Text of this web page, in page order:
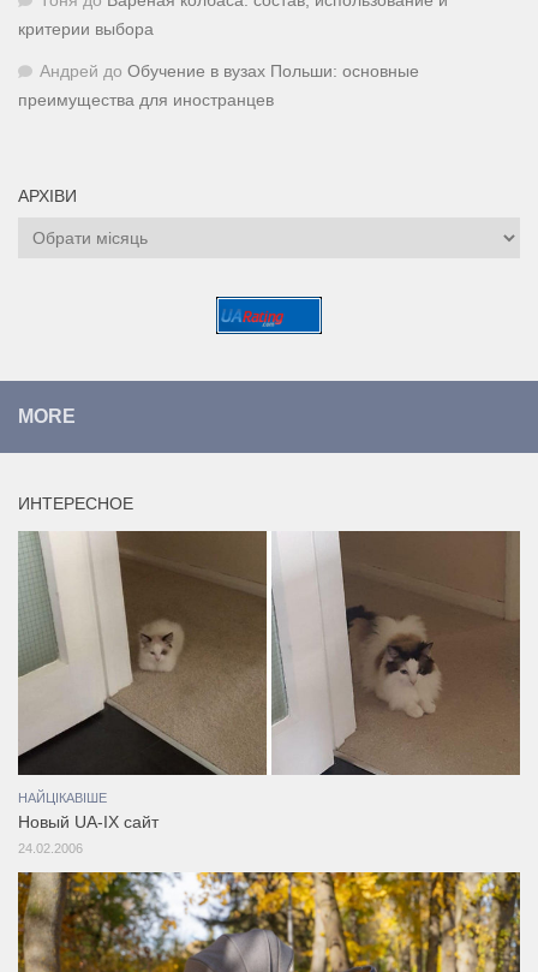
критерии выбора
Андрей до Обучение в вузах Польши: основные
преимущества для иностранцев
АРХІВИ
Архіви
MORE
ИНТЕРЕСНОЕ
НАЙЦІКАВІШЕ
Новый UA-IX сайт
24.02.2006